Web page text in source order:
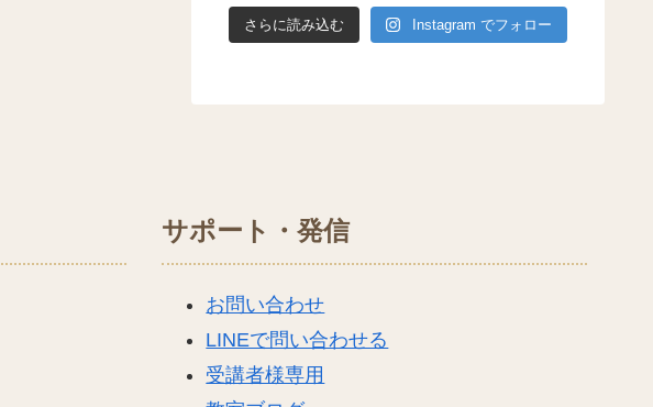
さらに読み込む Instagram でフォロー
サポート・発信
お問い合わせ
LINEで問い合わせる
受講者様専用